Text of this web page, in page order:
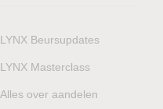
LYNX Beursupdates
LYNX Masterclass
Alles over aandelen